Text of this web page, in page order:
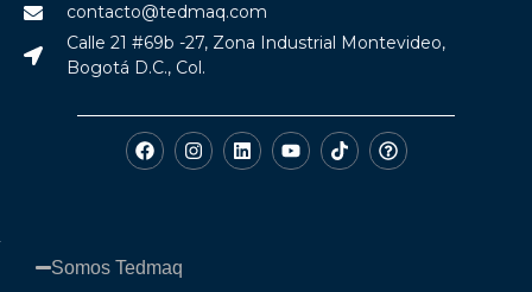
contacto@tedmaq.com
Calle 21 #69b -27, Zona Industrial Montevideo,
Bogotá D.C., Col.
Somos Tedmaq​